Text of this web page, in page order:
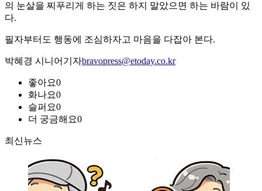
의 눈살을 찌푸리게 하는 짓은 하지 말았으면 하는 바람이 있
다.
필자부터도 행동에 조심하자고 마음을 다잡아 본다.
박혜경 시니어기자bravopress@etoday.co.kr
좋아요0
화나요0
슬퍼요0
더 궁금해요0
최신뉴스